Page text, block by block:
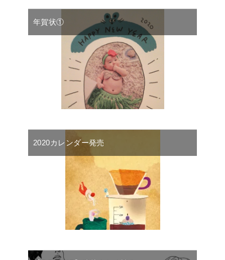
年賀状①
2020カレンダー発売